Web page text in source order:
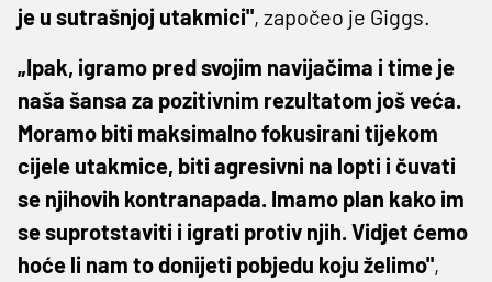
je u sutrašnjoj utakmici", započeo je Giggs.
„Ipak, igramo pred svojim navijačima i time je
naša šansa za pozitivnim rezultatom još veća.
Moramo biti maksimalno fokusirani tijekom
cijele utakmice, biti agresivni na lopti i čuvati
se njihovih kontranapada. Imamo plan kako im
se suprotstaviti i igrati protiv njih. Vidjet ćemo
hoće li nam to donijeti pobjedu koju želimo",